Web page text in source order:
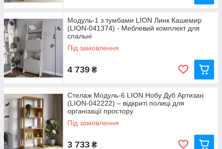
Модуль-1 з тумбами LION Линк Кашемир
(LION-041374) - Меблевий комплект для
спальні
Під замовлення
4 739 ₴
Стелаж Модуль-6 LION Нобу Дуб Артизан
(LION-042222) – відкриті полиці для
організації простору
Під замовлення
3 733 ₴